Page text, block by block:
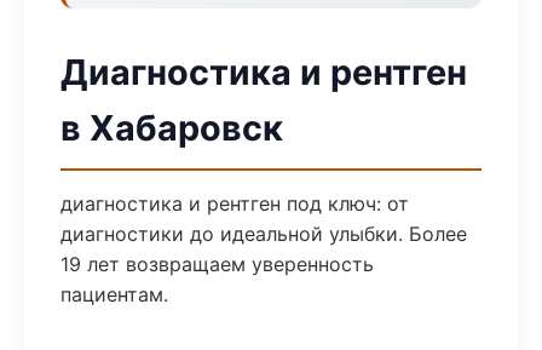
Диагностика и рентген
в Хабаровск
диагностика и рентген под ключ: от
диагностики до идеальной улыбки. Более
19 лет возвращаем уверенность
пациентам.